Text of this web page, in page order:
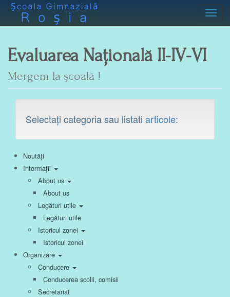
Evaluarea Națională II-IV-VI
Mergem la şcoală !
Selectați categoria sau listati articole:
Noutăți
Informații
About us
About us
Legături utile
Legături utile
Istoricul zonei
Istoricul zonei
Organizare
Conducere
Conducerea școlii, comisii
Secretariat